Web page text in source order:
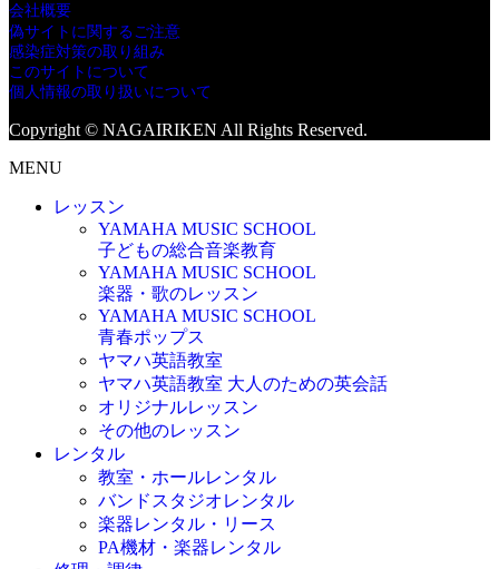
会社概要
偽サイトに関するご注意
感染症対策の取り組み
このサイトについて
個人情報の取り扱いについて
Copyright © NAGAIRIKEN All Rights Reserved.
MENU
レッスン
YAMAHA MUSIC SCHOOL
子どもの総合音楽教育
YAMAHA MUSIC SCHOOL
楽器・歌のレッスン
YAMAHA MUSIC SCHOOL
青春ポップス
ヤマハ英語教室
ヤマハ英語教室 大人のための英会話
オリジナルレッスン
その他のレッスン
レンタル
教室・ホールレンタル
バンドスタジオレンタル
楽器レンタル・リース
PA機材・楽器レンタル